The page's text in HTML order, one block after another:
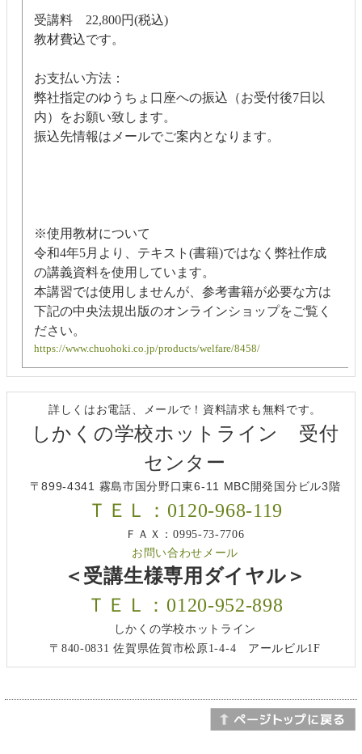
受講料 22,800円(税込)
教材費込です。
お支払い方法：
弊社指定のゆうちょ口座への振込（お受付後7日以
内）をお願い致します。
振込先情報はメールでご案内となります。
※使用教材について
令和4年5月より、テキスト(書籍)ではなく弊社作成
の講義資料を使用しています。
本講習では使用しませんが、参考書籍が必要な方は
下記の中央法規出版のオンラインショップをご覧く
ださい。
https://www.chuohoki.co.jp/products/welfare/8458/
詳しくはお電話、メールで！資料請求も無料です。
しかくの学校ホットライン 受付
センター
〒899-4341 霧島市国分野口東6-11 MBC開発国分ビル3階
ＴＥＬ：0120-968-119
ＦＡＸ：0995-73-7706
お問い合わせメール
＜受講生様専用ダイヤル＞
ＴＥＬ：0120-952-898
しかくの学校ホットライン
〒840-0831 佐賀県佐賀市松原1-4-4 アールビル1F